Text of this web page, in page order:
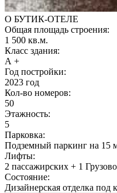
О БУТИК-ОТЕЛЕ
Общая площадь строения:
1 500 кв.м.
Класс здания:
А +
Год постройки:
2023 год
Кол-во номеров:
50
Этажность:
5
Парковка:
Подземный паркинг на 15
Лифты:
2 пассажирских + 1
Состояние:
Дизайнерская отделка под